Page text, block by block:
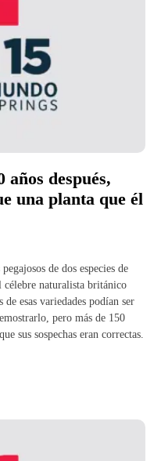
después,
una planta que él
de dos especies de
naturalista británico
esas variedades podían ser
pero más de 150
sus sospechas eran correctas.